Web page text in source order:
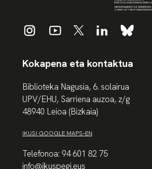
Kokapena eta kontaktua
Biblioteka Nagusia, 6. solairua
UPV/EHU, Sarriena auzoa, z/g
48940 Leioa (Bizkaia)
IKUSI GOOGLE MAPS-EN
Telefonoa: 94 601 82 75
info@ikuspegi.eus